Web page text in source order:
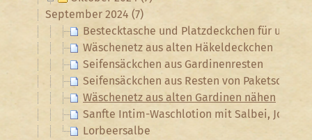
September 2024 (7)
Bestecktasche und Platzdeckchen für
Wäschenetz aus alten Häkeldeckchen
Seifensäckchen aus Gardinenresten
Seifensäckchen aus Resten von Paketschnur
Wäschenetz aus alten Gardinen nähen
Sanfte Intim-Waschlotion mit Salbei,
Lorbeersalbe